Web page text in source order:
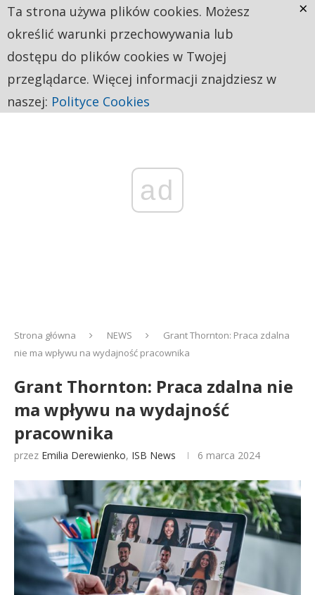
ad
Strona główna NEWS
Grant Thornton: Praca zdalna
nie ma wpływu na wydajność pracownika
Grant Thornton: Praca zdalna nie
ma wpływu na wydajność
pracownika
przez Emilia Derewienko, ISB News 6 marca 2024
Ta strona używa plików cookies. Możesz
określić warunki przechowywania lub
dostępu do plików cookies w Twojej
przeglądarce. Więcej informacji znajdziesz w
naszej: Polityce Cookies
×